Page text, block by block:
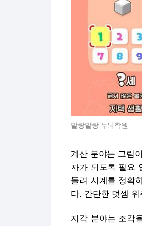
말랑말랑 두뇌학원
계산 분야는 그림
자가 되도록 필요
돌려 시계를 정확
다. 간단한 덧셈
지각 분야는 조각